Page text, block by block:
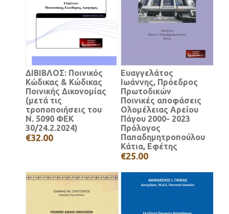
ΔΙΒΙΒΛΟΣ: Ποινικός
Κώδικας & Κώδικας
Ποινικής Δικονομίας
(μετά τις
τροποποιήσεις του
Ν. 5090 ΦΕΚ
30/24.2.2024)
€32.00
Ευαγγελάτος
Ιωάννης, Πρόεδρος
Πρωτοδικών
Ποινικές αποφάσεις
Ολομέλειας Αρείου
Πάγου 2000- 2023
Πρόλογος
Παπαδημητροπούλου
Κάτια, Εφέτης
€25.00